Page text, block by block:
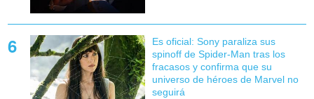
Es oficial: Sony paraliza sus
spinoff de Spider-Man tras los
fracasos y confirma que su
universo de héroes de Marvel no
seguirá